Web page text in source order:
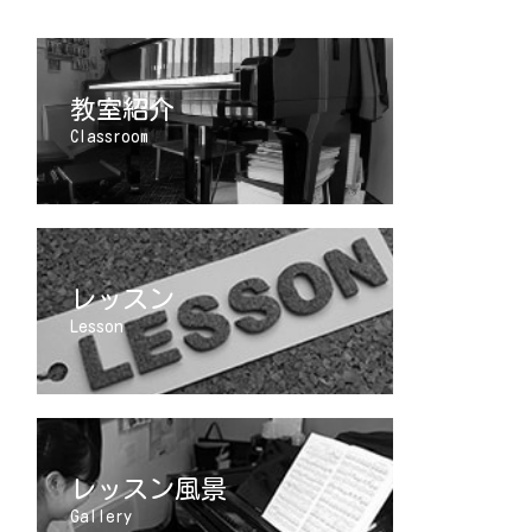
教室紹介
Classroom
レッスン
Lesson
レッスン風景
Gallery